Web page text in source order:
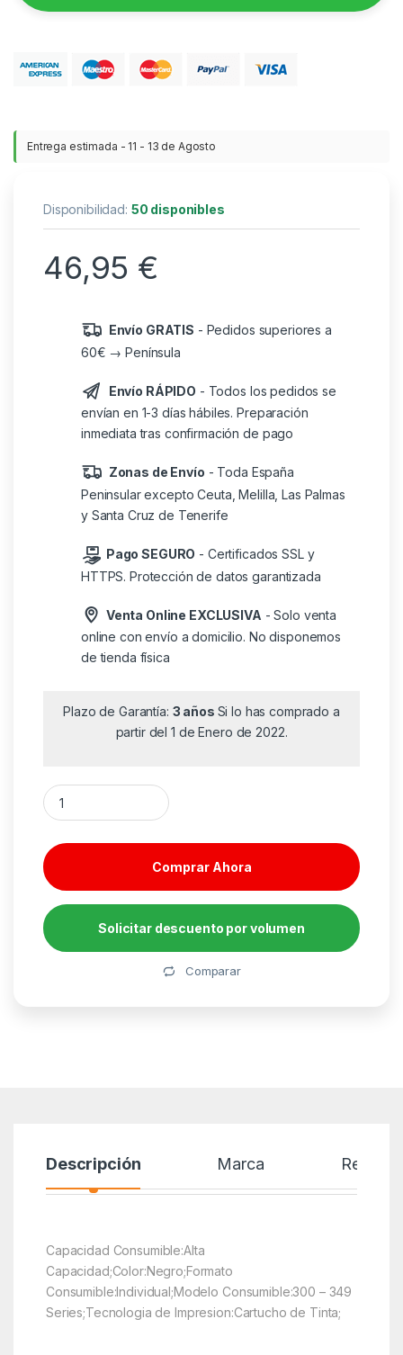
Entrega estimada - 11 - 13 de Agosto
Disponibilidad: 50 disponibles
46,95 €
Envío GRATIS - Pedidos superiores a
60€ → Península
Envío RÁPIDO - Todos los pedidos se
envían en 1-3 días hábiles. Preparación
inmediata tras confirmación de pago
Zonas de Envío - Toda España
Peninsular excepto Ceuta, Melilla, Las Palmas
y Santa Cruz de Tenerife
Pago SEGURO - Certificados SSL y
HTTPS. Protección de datos garantizada
Venta Online EXCLUSIVA - Solo venta
online con envío a domicilio. No disponemos
de tienda física
Plazo de Garantía: 3 años Si lo has comprado a
partir del 1 de Enero de 2022.
Cartucho de Tinta Reciclado Karkemis HP nº304 XL Alta
Comprar Ahora
Solicitar descuento por volumen
Comparar
Descripción Marca Reseñas
Capacidad Consumible:Alta
Capacidad;Color:Negro;Formato
Consumible:Individual;Modelo Consumible:300 – 349
Series;Tecnologia de Impresion:Cartucho de Tinta;